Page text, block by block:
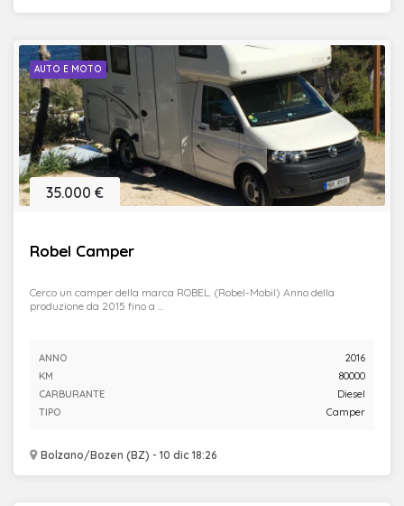
AUTO E MOTO
Robel Camper
Bolzano/Bozen (BZ) - 10 dic 18:26
35.000 €
Cerco un camper della marca ROBEL. (Robel-Mobil) Anno della
produzione da 2015 fino a ...
ANNO
2016
KM
80000
CARBURANTE
Diesel
TIPO
Camper